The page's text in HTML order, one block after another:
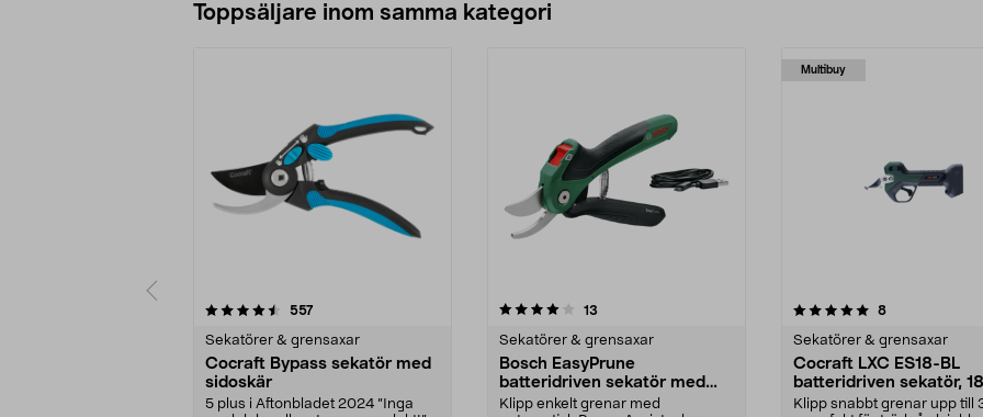
Toppsäljare inom samma kategori
557recensioner
Sekatörer & grensaxar
Cocraft Bypass sekatör med
sidoskär
5 plus i Aftonbladet 2024 ”Inga
4.0 av 5 stjärnor 13
Sekatörer & grensaxar
Bosch EasyPrune
batteridriven sekatör med
bypass 3,6 V
Klipp enkelt grenar med
Multibuy
5.0 av 5 stjärnor 8recensioner
Sekatörer & grensaxar
Cocraft LXC ES18-BL
batteridriven sekatör,
Klipp snabbt grenar upp till
4.5 av 5 stjärnor